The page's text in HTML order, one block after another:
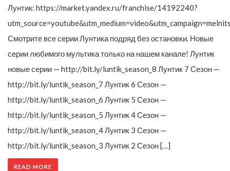
Лунтик: https://market.yandex.ru/franchise/14192240?
Смотрите все серии Лунтика подряд без остановки. Новые
серии любимого мультика только на нашем канале! Лунтик
новые серии — http://bit.ly/luntik_season_8 Лунтик 7 Сезон —
http://bit.ly/luntik_season_7 Лунтик 6 Сезон —
http://bit.ly/luntik_season_6 Лунтик 5 Сезон —
http://bit.ly/luntik_season_5 Лунтик 4 Сезон —
http://bit.ly/luntik_season_4 Лунтик 3 Сезон —
http://bit.ly/luntik_season_3 Лунтик 2 Сезон […]
READ MORE